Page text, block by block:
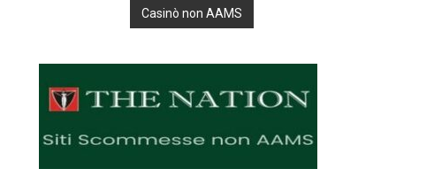
Casinò non AAMS